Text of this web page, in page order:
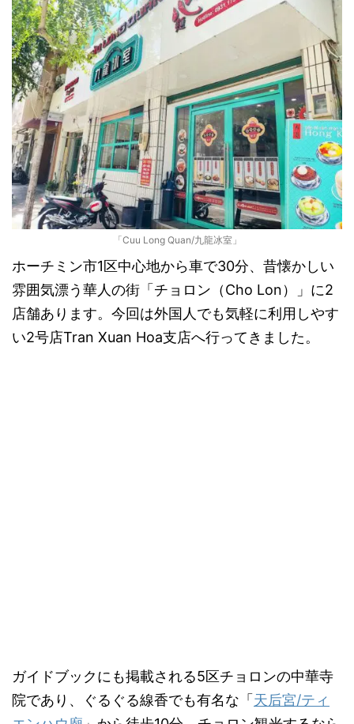
「Cuu Long Quan/九龍冰室」
ホーチミン市1区中心地から車で30分、昔懐かしい
雰囲気漂う華人の街「チョロン（Cho Lon）」に2
店舗あります。今回は外国人でも気軽に利用しやす
い2号店Tran Xuan Hoa支店へ行ってきました。
ガイドブックにも掲載される5区チョロンの中華寺
院であり、ぐるぐる線香でも有名な「 天后宮/ティ